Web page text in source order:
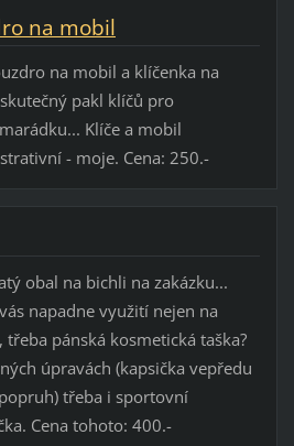
na mobil
na mobil a klíčenka na
pakl klíčů pro
Klíče a mobil
- moje. Cena: 250.-
obal na bichli na zakázku...
napadne využití nejen na
třeba pánská kosmetická taška?
úpravách (kapsička vepředu
třeba i sportovní
Cena tohoto: 400.-